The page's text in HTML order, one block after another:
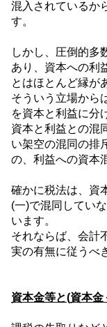
混入されているか
す。
しかし、圧倒的多
あり、資本への利
とはほとんど縁が
そういう立場から
を資本と利益に分
資本と利益との混
い架空の混同の排
の、利益への資本
確かに税法は、資
(一)で混同してい
います。
それならば、会計
実の有無に従うべ
資本金等と(資本金